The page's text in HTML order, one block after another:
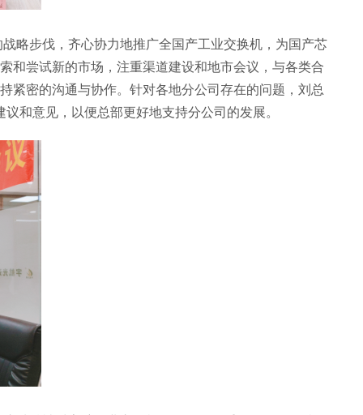
略步伐，齐心协力地推广全国产工业交换机，为国产芯
和尝试新的市场，注重渠道建设和地市会议，与各类合
紧密的沟通与协作。针对各地分公司存在的问题，刘总
和意见，以便总部更好地支持分公司的发展。